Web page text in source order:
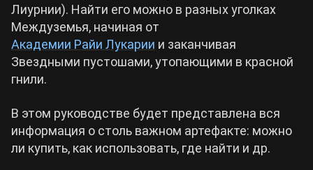
Roblox
Hogwarts Legacy
Cyberpunk 2077
Все игры
Лиурнии). Найти его можно в разных уголках
Междуземья, начиная от
Академии Райи Лукарии и заканчивая
Звездными пустошами, утопающими в красной
гнили.
В этом руководстве будет представлена вся
информация о столь важном артефакте: можно
ли купить, как использовать, где найти и др.